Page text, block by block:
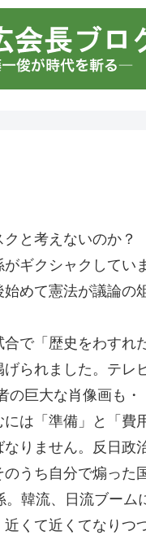
と考えないのか？
ギクシャクしてい
めて憲法が議論の
で「歴史をわすれ
られました。テレ
の巨大な肖像画も・
は「準備」と「
りません。反日政
うち自分で煽った
韓流、日流ブー
くて近くてなりつ